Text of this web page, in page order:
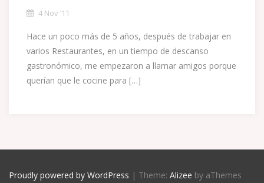
4 Nov ’11
Hace un poco más de 5 años, después de trabajar en
varios Restaurantes, en un tiempo de descanso
gastronómico, me empezaron a llamar amigos porque
querían que le cocine para […]
Proudly powered by WordPress | Theme: Alizee by aThemes